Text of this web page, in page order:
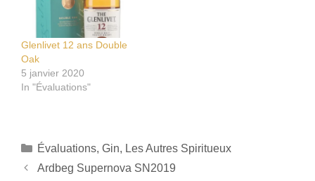
Glenlivet 12 ans Double
Oak
5 janvier 2020
In "Évaluations"
Catégories
Évaluations, Gin, Les Autres Spiritueux
Ardbeg Supernova SN2019